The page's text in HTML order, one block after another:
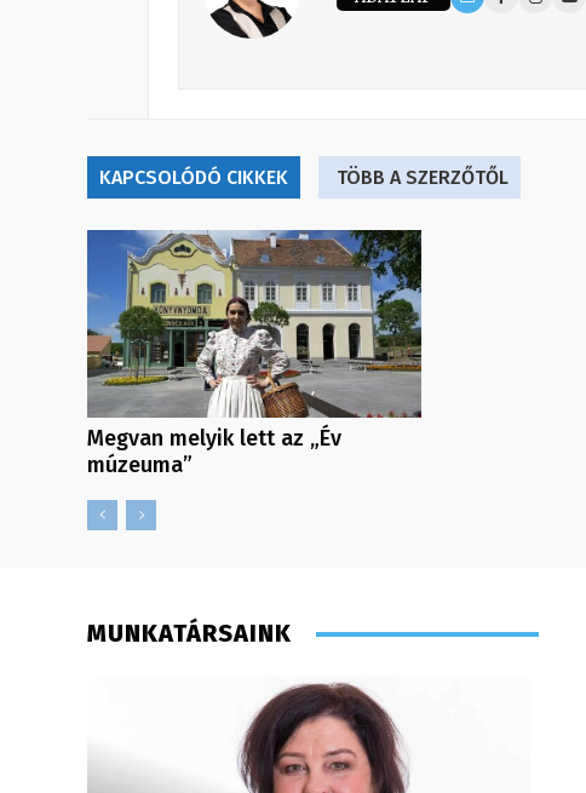
KAPCSOLÓDÓ CIKKEK TÖBB A SZERZŐTŐL
Megvan melyik lett az „Év
múzeuma”
MUNKATÁRSAINK